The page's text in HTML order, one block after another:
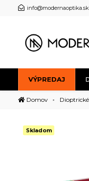
info@modernaoptika.sk
VÝPREDAJ
Domov
Skladom